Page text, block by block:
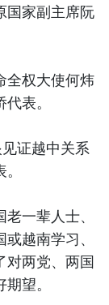
国家副主席阮
全权大使何炜
表。
证越中关系
一辈人士、
越南学习、
对两党、两国
望。